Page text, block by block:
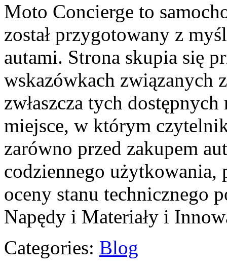
Moto Concierge to
został przygotowany z
autami. Strona skupia się
wskazówkach związanych
zwłaszcza tych
miejsce, w którym
zarówno przed zakupem
codziennego użytkowania,
oceny stanu technicznego
Napędy i Materiały i
Categories: Blog